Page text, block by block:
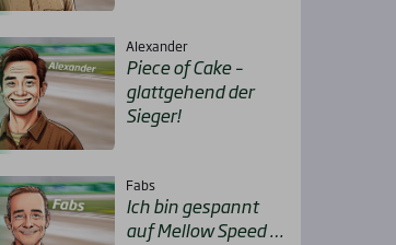
Alexander
Pie­ce of Cake –
glatt­ge­hend der
Sie­ger!
Fabs
Ich bin gespannt
auf Mel­low Speed …